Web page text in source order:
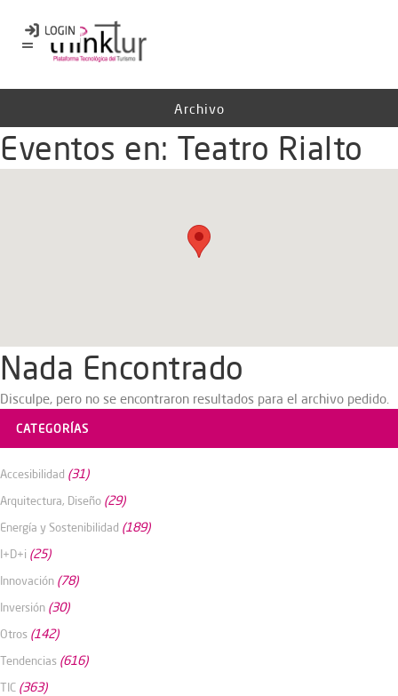
Archivo
Eventos en: Teatro Rialto
Nada Encontrado
Disculpe, pero no se encontraron resultados para el archivo pedido.
CATEGORÍAS
Accesibilidad (31)
Arquitectura, Diseño (29)
Energía y Sostenibilidad (189)
I+D+i (25)
Innovación (78)
Inversión (30)
Otros (142)
Tendencias (616)
TIC (363)